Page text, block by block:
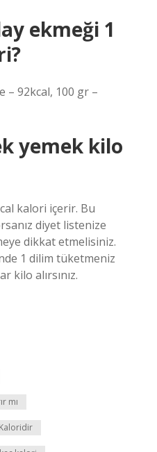
ekmeği 1
– 92kcal, 100 gr –
yemek kilo
kalori içerir. Bu
diyet listenize
dikkat etmelisiniz.
1 dilim tüketmeniz
kilo alırsınız.
mı